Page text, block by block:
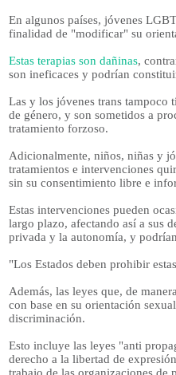
En algunos países, jóvenes
finalidad de "modificar" su
Estas terapias son dañinas,
son ineficaces y podrían
Las y los jóvenes trans tampoco
de género, y son sometidos a
tratamiento forzoso.
Adicionalmente, niños, niñas y
tratamientos e intervenciones
sin su consentimiento libre e
Estas intervenciones pueden
largo plazo, afectando así a sus
privada y la autonomía, y
"Los Estados deben prohibir
Además, las leyes que, de
con base en su orientación
discriminación.
Esto incluye las leyes "anti
derecho a la libertad de